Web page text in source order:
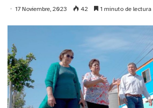
17 Noviembre, 2023 42 1 minuto de lectura